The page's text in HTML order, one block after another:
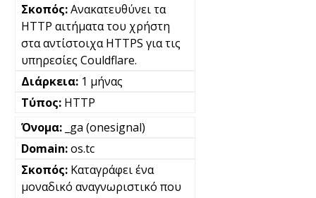
Ανακατευθύνει τα
HTTP αιτήματα του χρήστη
στα αντίστοιχα HTTPS για τις
υπηρεσίες Couldflare.
1 μήνας
HTTP
_ga (onesignal)
os.tc
Καταγράφει ένα
μοναδικό αναγνωριστικό που